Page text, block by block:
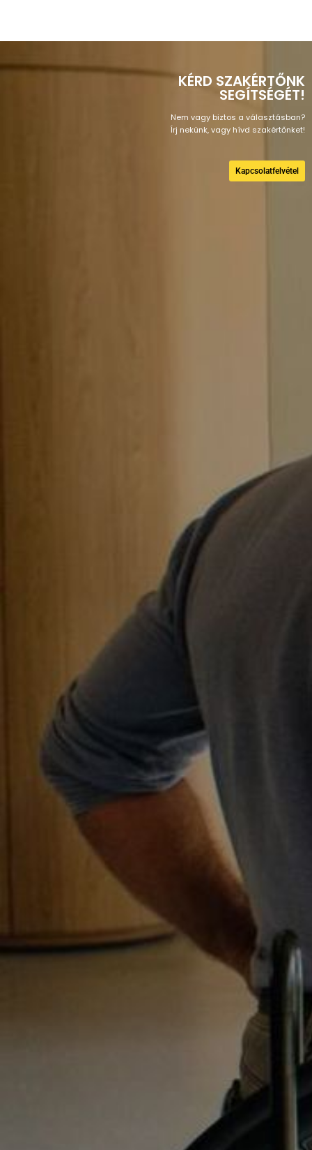
KÉRD SZAKÉRTŐNK
SEGÍTSÉGÉT!
Nem vagy biztos a választásban?
Írj nekünk, vagy hívd szakértőnket!
Kapcsolatfelvétel